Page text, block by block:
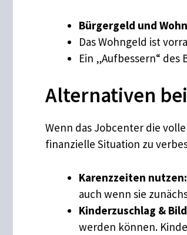
Bürgergeld und
Das Wohngeld ist
Ein „Aufbessern“
Alternativen
Wenn das Jobcenter die
finanzielle Situation zu
Karenzzeiten nutzen:
auch wenn sie
Kinderzuschlag &
werden können.